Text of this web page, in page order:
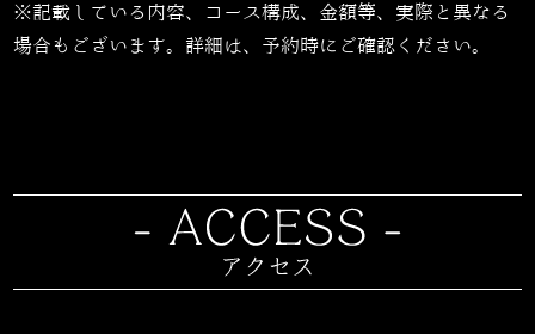
※記載している内容、コース構成、金額等、実際と異なる
場合もございます。詳細は、予約時にご確認ください。